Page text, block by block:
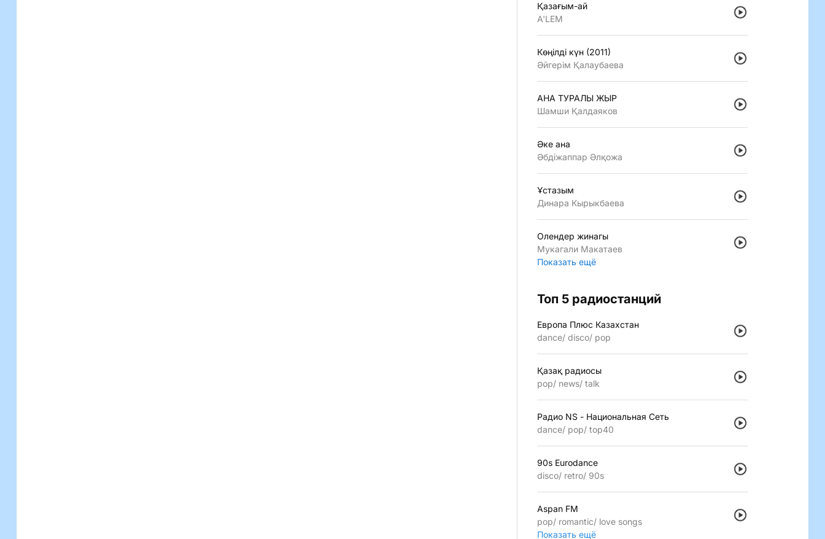
Қазағым-ай
A'LEM
Көңiлдi күн (2011)
Әйгерiм Қалаубаева
АНА ТУРАЛЫ ЖЫР
Шамши Қалдаяков
Әке ана
Әбдiжаппар Әлқожа
Ұстазым
Динара Кырыкбаева
Олендер жинагы
Мукагали Макатаев
Показать ещё
Топ 5 радиостанций
Европа Плюс Казахстан
dance disco pop
Қазақ радиосы
pop
news talk
Радио NS - Национальная Сеть
dance pop top40
90s Eurodance
disco retro 90s
Aspan FM
pop
romantic
love songs
Показать ещё